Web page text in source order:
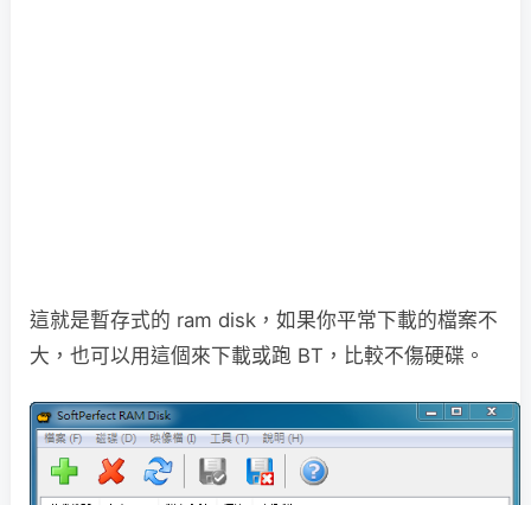
這就是暫存式的 ram disk，如果你平常下載的檔案不
大，也可以用這個來下載或跑 BT，比較不傷硬碟。